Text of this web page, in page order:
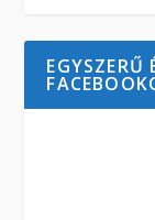
EGYSZERŰ